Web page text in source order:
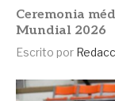
Ceremonia
Mundial 2026
Escrito por